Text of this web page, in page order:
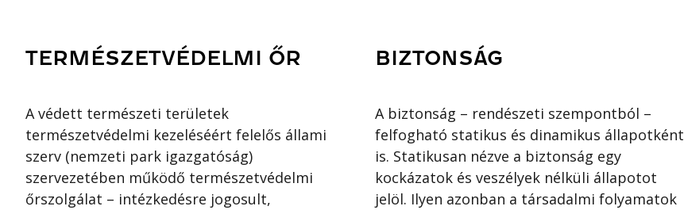
TERMÉSZETVÉDELMI ŐR
A védett természeti területek
természetvédelmi kezeléséért felelős állami
szerv (nemzeti park igazgatóság)
szervezetében működő természetvédelmi
őrszolgálat – intézkedésre jogosult,
BIZTONSÁG
A biztonság – rendészeti szempontból –
felfogható statikus és dinamikus állapotként
is. Statikusan nézve a biztonság egy
kockázatok és veszélyek nélküli állapotot
jelöl. Ilyen azonban a társadalmi folyamatok